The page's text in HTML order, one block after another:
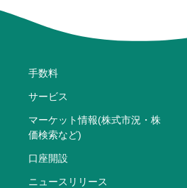
手数料
サービス
マーケット情報(株式市況・株
価検索など)
口座開設
ニュースリリース